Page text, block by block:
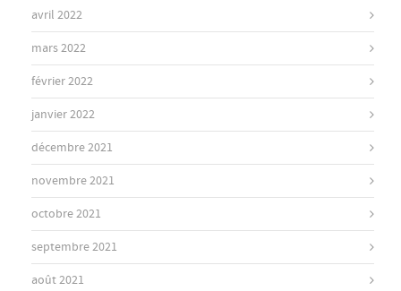
avril 2022
mars 2022
février 2022
janvier 2022
décembre 2021
novembre 2021
octobre 2021
septembre 2021
août 2021